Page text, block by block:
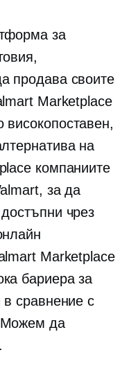
за
продава своите
Marketplace
високопоставен,
на
компаниите
за да
чрез
Marketplace
бариера за
в сравнение с
Можем да